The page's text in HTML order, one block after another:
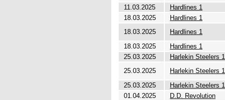
11.03.2025
Hardlines 1
18.03.2025
Hardlines 1
18.03.2025
Hardlines 1
18.03.2025
Hardlines 1
25.03.2025
Harlekin Steelers 1
25.03.2025
Harlekin Steelers 1
25.03.2025
Harlekin Steelers 1
01.04.2025
D.D. Revolution